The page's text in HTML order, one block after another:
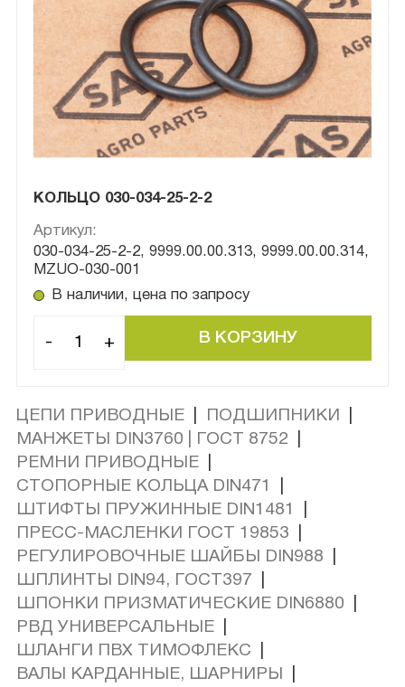
КОЛЬЦО 030-034-25-2-2
Артикул:
030-034-25-2-2, 9999.00.00.313, 9999.00.00.314,
MZUO-030-001
В наличии, цена по запросу
- +
ЦЕПИ ПРИВОДНЫЕ ПОДШИПНИКИ
МАНЖЕТЫ DIN3760 | ГОСТ 8752
РЕМНИ ПРИВОДНЫЕ
СТОПОРНЫЕ КОЛЬЦА DIN471
ШТИФТЫ ПРУЖИННЫЕ DIN1481
ПРЕСС-МАСЛЕНКИ ГОСТ 19853
РЕГУЛИРОВОЧНЫЕ ШАЙБЫ DIN988
ШПЛИНТЫ DIN94, ГОСТ397
ШПОНКИ ПРИЗМАТИЧЕСКИЕ DIN6880
РВД УНИВЕРСАЛЬНЫЕ
ШЛАНГИ ПВХ ТИМОФЛЕКС
ВАЛЫ КАРДАННЫЕ, ШАРНИРЫ